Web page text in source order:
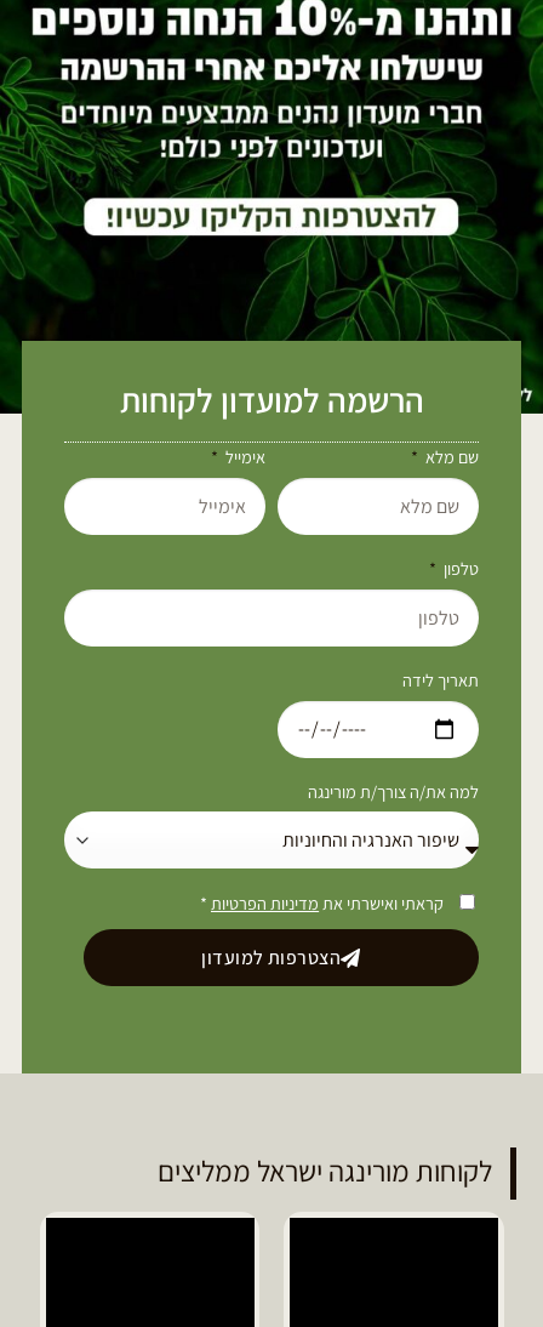
הרשמה למועדון לקוחות
שם מלא אימייל
טלפון
תאריך לידה
למה את/ה צורך/ת מורינגה
קראתי ואישרתי את מדיניות הפרטיות*
הצטרפות למועדון
לקוחות מורינגה ישראל ממליצים